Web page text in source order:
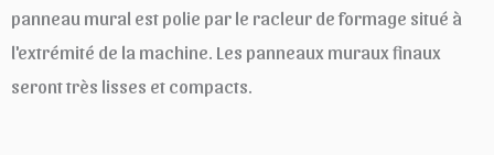
panneau mural est polie par le racleur de formage situé à
l'extrémité de la machine. Les panneaux muraux finaux
seront très lisses et compacts.